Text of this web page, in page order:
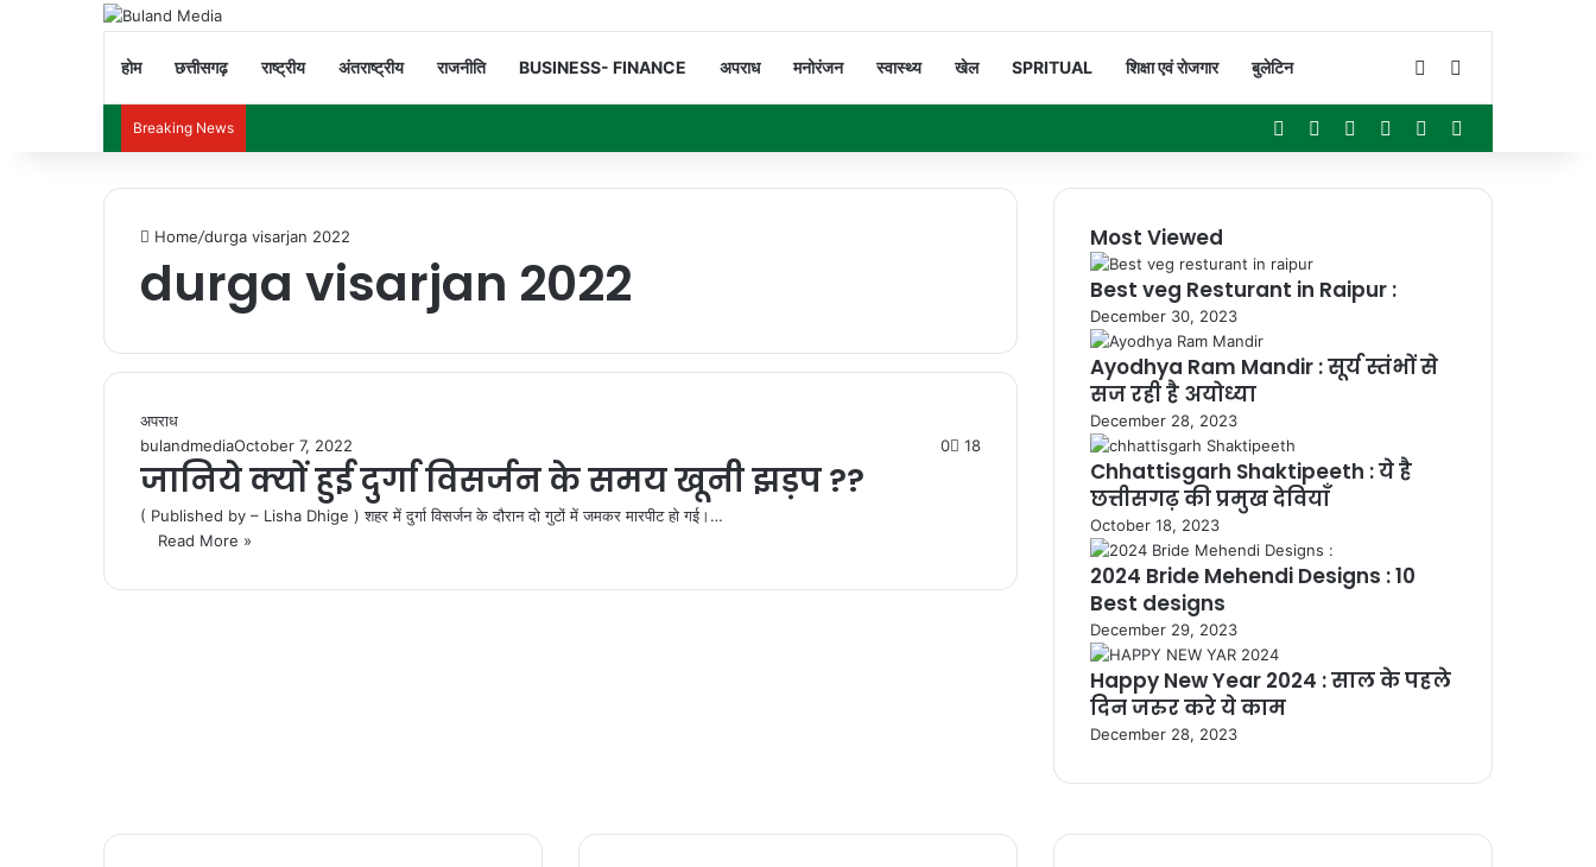
होम छत्तीसगढ़ राष्ट्रीय अंतराष्ट्रीय राजनीति BUSINESS- FINANCE अपराध मनोरंजन स्वास्थ्य खेल SPRITUAL शिक्षा एवं रोजगार बुलेटिन Switch skin
Breaking News Facebook YouTubeInstagramWhatsApp
Home/durga visarjan 2022
durga visarjan 2022
अपराध
bulandmediaOctober 7, 2022 0 18
जानिये क्यों हुई दुर्गा विसर्जन के समय खूनी झड़प ??
( Published by – Lisha Dhige ) शहर में दुर्गा विसर्जन के दौरान दो गुटों में जमकर मारपीट हो गई।…
Read More »
Most Viewed
Best veg Resturant in Raipur :
December 30, 2023
Ayodhya Ram Mandir : सूर्य स्तंभों से
सज रही है अयोध्या
December 28, 2023
Chhattisgarh Shaktipeeth : ये है
छत्तीसगढ़ की प्रमुख देवियाँ
October 18, 2023
2024 Bride Mehendi Designs : 10
Best designs
December 29, 2023
Happy New Year 2024 : साल के पहले
दिन जरुर करे ये काम
December 28, 2023